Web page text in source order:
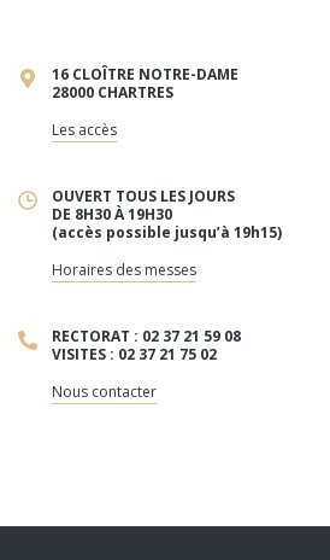
16 CLOÎTRE NOTRE-DAME
28000 CHARTRES
Les accès
OUVERT TOUS LES JOURS
DE 8H30 À 19H30
(accès possible jusqu’à 19h15)
Horaires des messes
RECTORAT : 02 37 21 59 08
VISITES : 02 37 21 75 02
Nous contacter